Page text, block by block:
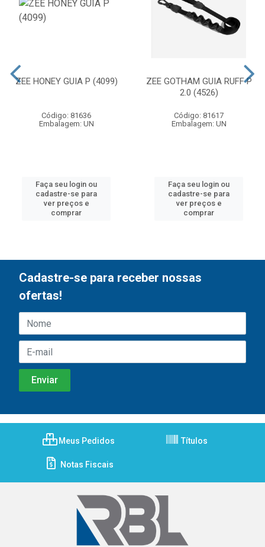
ZEE HONEY GUIA P (4099)
Código: 81636
Embalagem: UN
Faça seu login ou
cadastre-se para
ver preços e
comprar
ZEE GOTHAM GUIA RUFF P
2.0 (4526)
Código: 81617
Embalagem: UN
Faça seu login ou
cadastre-se para
ver preços e
comprar
Cadastre-se para receber nossas
ofertas!
Meus Pedidos Títulos
Notas Fiscais